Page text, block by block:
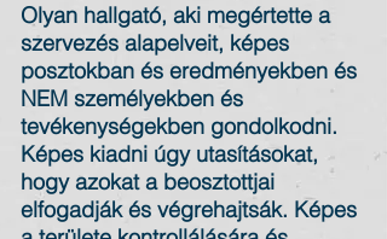
Olyan hallgató, aki megértette a
szervezés alapelveit, képes
posztokban és eredményekben és
NEM személyekben és
tevékenységekben gondolkodni.
Képes kiadni úgy utasításokat,
hogy azokat a beosztottjai
elfogadják és végrehajtsák. Képes